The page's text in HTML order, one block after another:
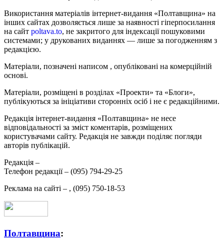
Використання матеріалів інтернет-видання «Полтавщина» на
інших сайтах дозволяється лише за наявності гіперпосилання
на сайт poltava.to, не закритого для індексації пошуковими
системами; у друкованих виданнях — лише за погодженням з
редакцією.
Матеріали, позначені написом , опубліковані на комерційній
основі.
Матеріали, розміщені в розділах «Проекти» та «Блоги»,
публікуються за ініціативи сторонніх осіб і не є редакційними.
Редакція інтернет-видання «Полтавщина» не несе
відповідальності за зміст коментарів, розміщених
користувачами сайту. Редакція не завжди поділяє погляди
авторів публікацій.
Редакція –
Телефон редакції – (095) 794-29-25
Реклама на сайті – , (095) 750-18-53
Полтавщина: